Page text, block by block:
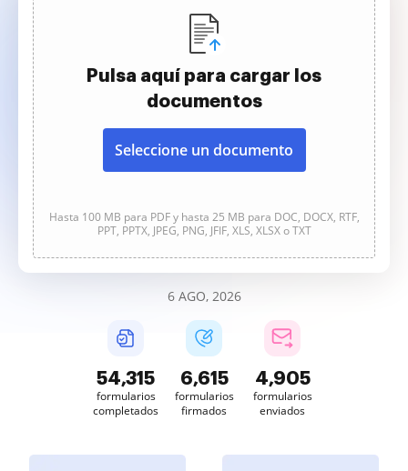
Pulsa aquí para cargar los
documentos
Seleccione un documento
Hasta 100 MB para PDF y hasta 25 MB para DOC, DOCX, RTF,
PPT, PPTX, JPEG, PNG, JFIF, XLS, XLSX o TXT
6 AGO, 2026
54,316
formularios
completados
6,615
formularios
firmados
4,905
formularios
enviados